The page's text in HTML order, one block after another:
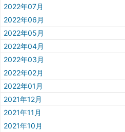
2022年07月
2022年06月
2022年05月
2022年04月
2022年03月
2022年02月
2022年01月
2021年12月
2021年11月
2021年10月